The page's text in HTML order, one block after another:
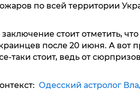
по всей территории
заключение стоит отметить,
после 20 июня. А вот
таки стоит, ведь от
Одесский астролог